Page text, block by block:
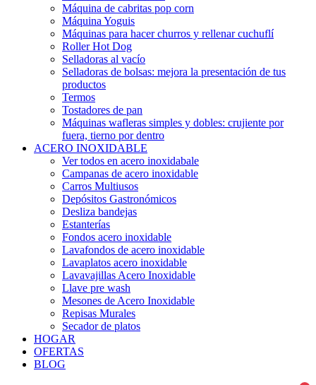
Máquina de cabritas pop corn
Máquina Yoguis
Máquinas para hacer churros y rellenar cuchuflí
Roller Hot Dog
Selladoras al vacío
Selladoras de bolsas: mejora la presentación de tus
productos
Termos
Tostadores de pan
Máquinas wafleras simples y dobles: crujiente por
fuera, tierno por dentro
ACERO INOXIDABLE
Ver todos en acero inoxidabale
Campanas de acero inoxidable
Carros Multiusos
Depósitos Gastronómicos
Desliza bandejas
Estanterías
Fondos acero inoxidable
Lavafondos de acero inoxidable
Lavaplatos acero inoxidable
Lavavajillas Acero Inoxidable
Llave pre wash
Mesones de Acero Inoxidable
Repisas Murales
Secador de platos
HOGAR
OFERTAS
BLOG